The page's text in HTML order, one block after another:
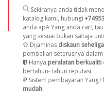
Sekiranya anda tidak
katalog kami, hubungi
anda apA Yang anda carI,
yang sesuai bukan sahaja
Dijaminas diskaun
pembelian seterusnya
Hanya peralatan berkualiti
bertahun- tahun reputasi.
Sistem pembayaran Yang
mudah.